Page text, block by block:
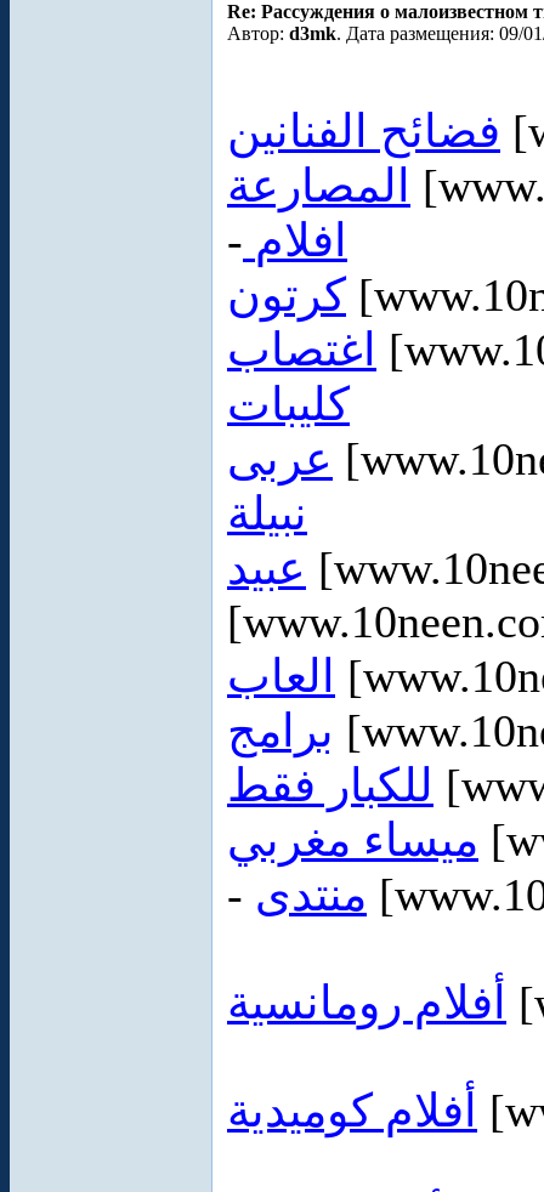
Re: Рассуждения о малоизвестном
Автор: d3mk. Дата размещения: 09/
فضائح الفنانين
المصارعة
- افلام
كرتون
اغتصاب
كليبات
عربى
نبيلة
عبيد
العاب
برامج
للكبار فقط
ميساء مغربي
- منتدى
أفلام رومانسية
أفلام كوميدية